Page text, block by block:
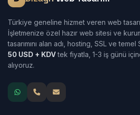
Türkiye geneline hizmet veren web
İşletmenize özel hazır web sitesi ve
tasarımını alan adı, hosting, SSL ve temel
50 USD + KDVtek fiyatla, 1-3 iş günü
alıyoruz.